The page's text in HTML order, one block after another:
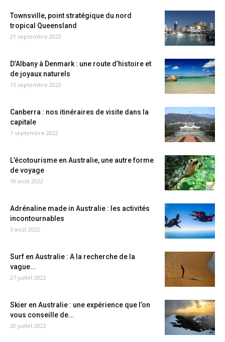
Townsville, point stratégique du nord
tropical Queensland
21 septembre 2022
D’Albany à Denmark : une route d’histoire et
de joyaux naturels
15 septembre 2022
Canberra : nos itinéraires de visite dans la
capitale
7 septembre 2022
L’écotourisme en Australie, une autre forme
de voyage
10 août 2022
Adrénaline made in Australie : les activités
incontournables
3 août 2022
Surf en Australie : A la recherche de la
vague...
27 juillet 2022
Skier en Australie : une expérience que l’on
vous conseille de...
20 juillet 2022